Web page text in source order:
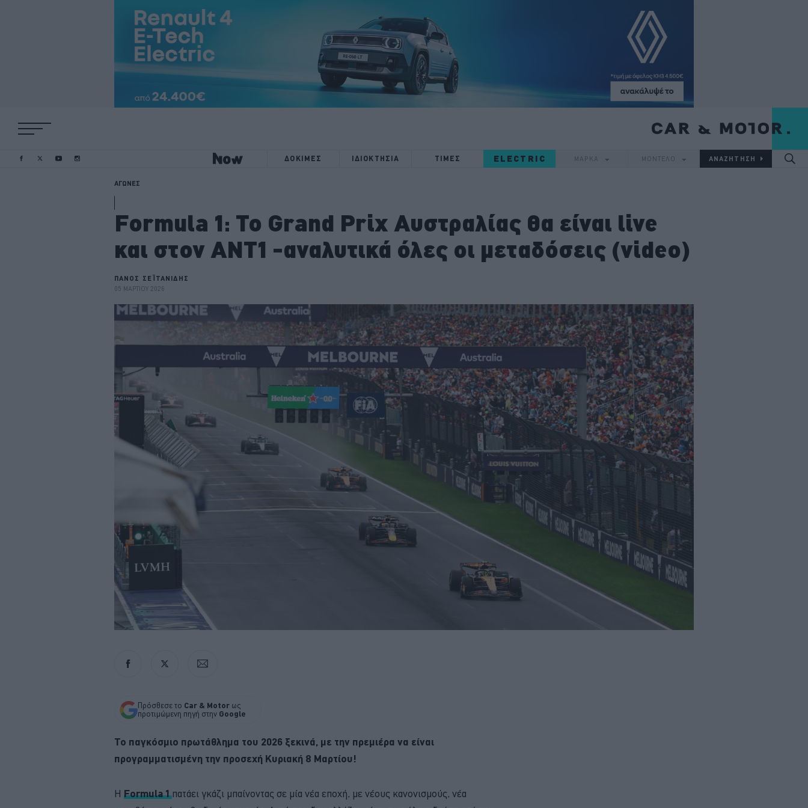
ΔΟΚΙΜΕΣ ΙΔΙΟΚΤΗΣΙΑ ΤΙΜΕΣ ELECTRIC ΜΑΡΚΑ ΜΟΝΤΕΛΟ
ΑΓΩΝΕΣ
Formula 1: Το Grand Prix Αυστραλίας θα είναι live
και στον ΑΝΤ1 -αναλυτικά όλες οι μεταδόσεις (video)
ΠΑΝΟΣ ΣΕΪΤΑΝΙΔΗΣ
05 ΜΑΡΤΙΟΥ 2026
Πρόσθεσε το Car & Motor ως
προτιμώμενη πηγή στην Google
Το παγκόσμιο πρωτάθλημα του 2026 ξεκινά, με την πρεμιέρα να είναι
προγραμματισμένη την προσεχή Κυριακή 8 Μαρτίου!
Η Formula 1πατάει γκάζι μπαίνοντας σε μία νέα εποχή, με νέους κανονισμούς, νέα